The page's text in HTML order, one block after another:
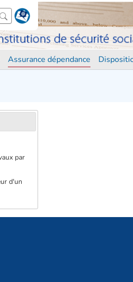
Assurance dépendance
par
d'un